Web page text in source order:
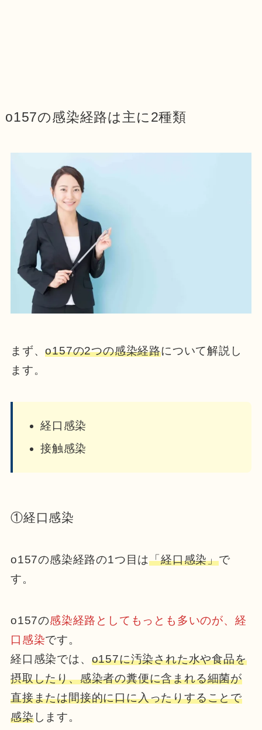
o157の感染経路は主に2種類
まず、o157の2つの感染経路について解説し
ます。
経口感染
接触感染
①経口感染
o157の感染経路の1つ目は「経口感染」で
す。
o157の感染経路としてもっとも多いのが、経
口感染です。
経口感染では、 o157に汚染された水や食品を
摂取したり、感染者の糞便に含まれる細菌が
直接または間接的に口に入ったりすることで
感染します。